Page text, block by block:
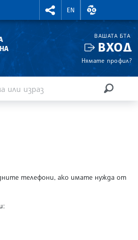
RIGHTMENU.SOCIAL
EN
ВАЛУТНИ
ВАШАТА БТА
ВХОД
Нямате профил?
телефони, ако имате нужда от